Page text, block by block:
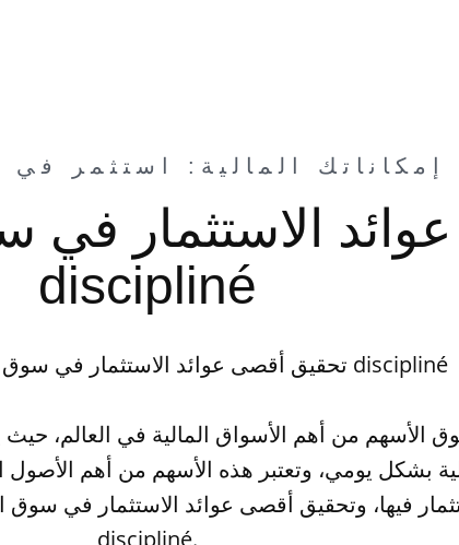
الاستثمار في
discipliné
تحقيق أقصى عوائد الاستثمار في سوق الأسهم: النهج الم discipliné
الأسهم من أهم الأسواق المالية في العالم، حيث
بشكل يومي، وتعتبر هذه الأسهم من أهم
فيها، وتحقيق أقصى عوائد الاستثمار في سوق
discipliné.